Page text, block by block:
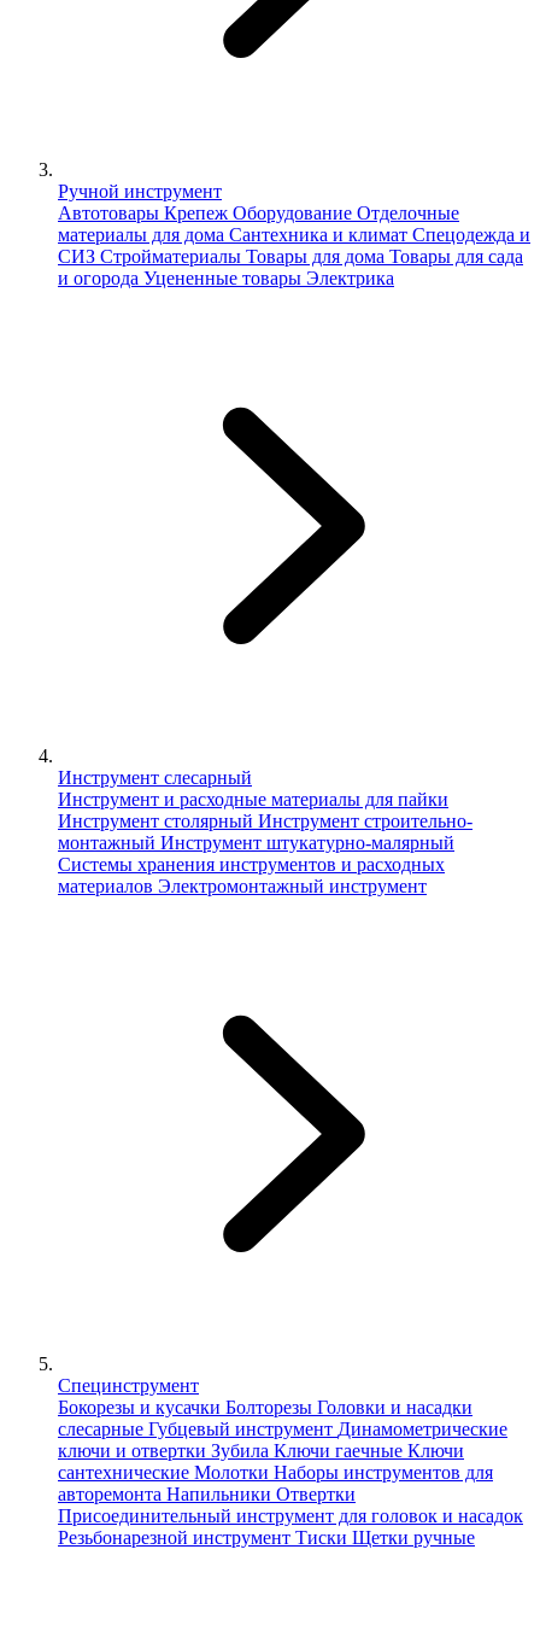
Ручной инструмент
Автотовары Крепеж Оборудование Отделочные
материалы для дома Сантехника и климат Спецодежда и
СИЗ Стройматериалы Товары для дома Товары для сада
и огорода Уцененные товары Электрика
Инструмент слесарный
Инструмент и расходные материалы для пайки
Инструмент столярный Инструмент строительно-
монтажный Инструмент штукатурно-малярный
Сиcтемы хранения инструментов и расходных
материалов Электромонтажный инструмент
Специнструмент
Бокорезы и кусачки Болторезы Головки и насадки
слесарные Губцевый инструмент Динамометрические
ключи и отвертки Зубила Ключи гаечные Ключи
сантехнические Молотки Наборы инструментов для
авторемонта Напильники Отвертки
Присоединительный инструмент для головок и насадок
Резьбонарезной инструмент Тиски Щетки ручные